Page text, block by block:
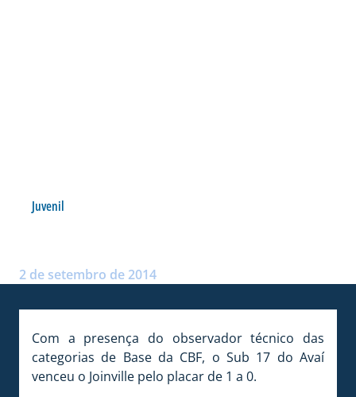
Juvenil
2 de setembro de 2014
Com a presença do observador técnico das
categorias de Base da CBF, o Sub 17 do Avaí
venceu o Joinville pelo placar de 1 a 0.